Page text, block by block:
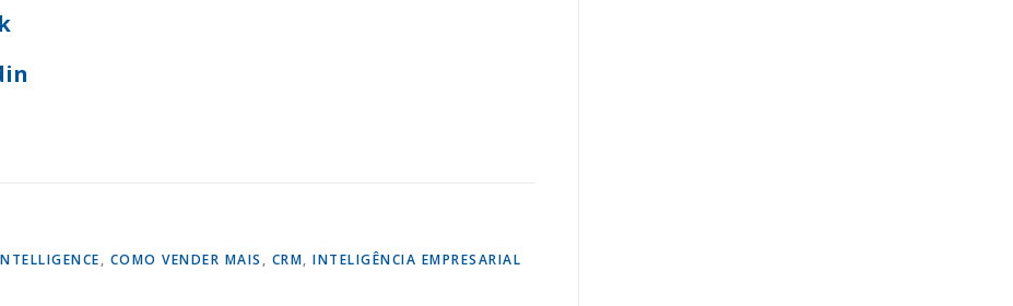
, COMO VENDER MAIS , CRM, INTELIGÊNCIA EMPRESARIAL